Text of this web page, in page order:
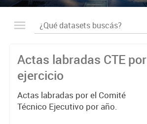
Actas labradas CTE por
ejercicio
Actas labradas por el Comité
Técnico Ejecutivo por año.